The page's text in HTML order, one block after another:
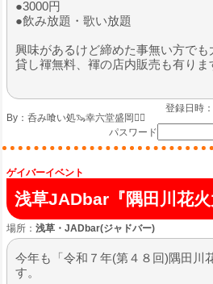
●3000円
●飲み放題・歌い放題
興味があるけど締めた事無い方でも
貸し褌無料、褌の店内販売も有りま
登録日時
By： 呑み喰い処🦦幸六堂盛岡🏳️‍🌈
パスワード
ゲイバーイベント
浅草JADbar『隅田川花
場所： 浅草・JADbar(ジャドバー)
今年も「令和７年(第４８回)隅田川
す。